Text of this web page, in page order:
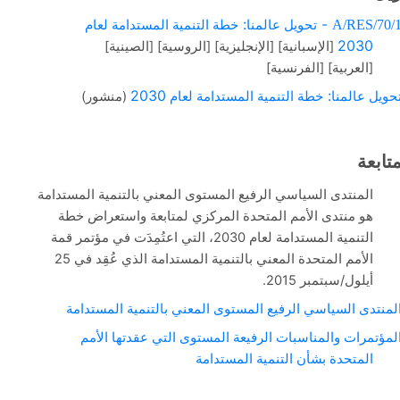
A/RES/
- تحويل عالمنا:خطة التنمية المستدامة لعام
2030
[الإسبانية] [الإنجليزية ] [الروسية] [الصينية]
العربية] [الفرنسية]
عالمنا:خطة التنمية المستدامة لعام2030
(منشور)
المنتدى السياسي الرفيع المستوى المعني بالتنمية المستدامة
هو منتدى الأمم المتحدة المركزي لمتابعة واستعراض خطة
التنمية المستدامة لعام2030، التي اعتُمِدَت في مؤتمر قمة
الأمم المتحدة المعني بالتنمية المستدامة الذي عُقِد في25
أيلول/سبتمبر2015.
السياسي الرفيع المستوى المعني بالتنمية المستدامة
والمناسبات الرفيعة المستوى التي عقدتها الأمم
المتحدة بشأن التنمية المستدامة